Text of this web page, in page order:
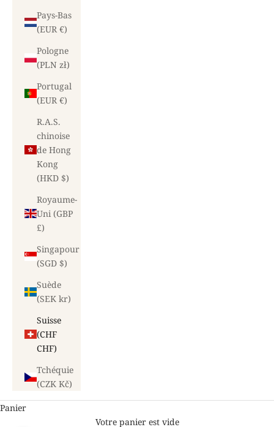
Pays-Bas
(EUR €)
Pologne
(PLN zł)
Portugal
(EUR €)
R.A.S.
chinoise
de Hong
Kong
(HKD $)
Royaume-
Uni (GBP
£)
Singapour
(SGD $)
Suède
(SEK kr)
Suisse
(CHF
CHF)
Tchéquie
(CZK Kč)
Panier
Votre panier est vide